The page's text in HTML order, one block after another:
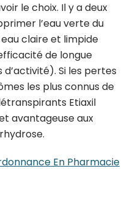
le choix. Il y a deux
l’eau verte du
claire et limpide
de longue
d’activité). Si les pertes
les plus connus de
Etiaxil
avantageuse aux
En Pharmacie